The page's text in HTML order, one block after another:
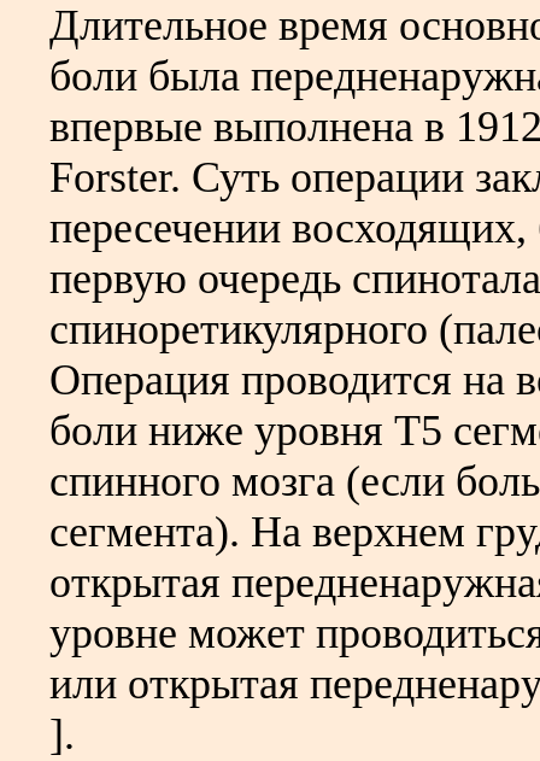
Длительное время
боли была
впервые выполнена в
Forster. Суть операции
пересечении
первую очередь
спиноретикулярного
Операция проводится на
боли ниже уровня Т5
спинного мозга (если
сегмента). На верхнем
открытая
уровне может
или открытая
].